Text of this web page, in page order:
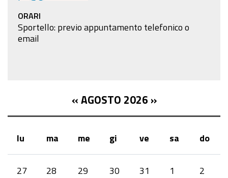
ORARI
Sportello: previo appuntamento telefonico o
email
« AGOSTO 2026 »
lu ma me gi ve sa do
27 28 29 30 31 1 2